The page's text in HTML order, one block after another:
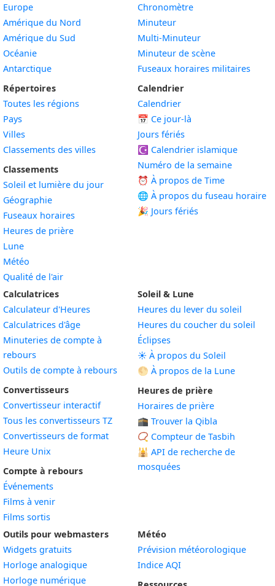
Europe
Amérique du Nord
Amérique du Sud
Océanie
Antarctique
Répertoires
Toutes les régions
Pays
Villes
Classements des villes
Classements
Soleil et lumière du jour
Géographie
Fuseaux horaires
Heures de prière
Lune
Météo
Qualité de l'air
Chronomètre
Minuteur
Multi-Minuteur
Minuteur de scène
Fuseaux horaires militaires
Calendrier
Calendrier
📅 Ce jour-là
Jours fériés
☪️ Calendrier islamique
Numéro de la semaine
⏰ À propos de Time
🌐 À propos du fuseau horaire
🎉 Jours fériés
Calculatrices
Calculateur d'Heures
Calculatrices d'âge
Minuteries de compte à
rebours
Outils de compte à rebours
Convertisseurs
Convertisseur interactif
Tous les convertisseurs TZ
Convertisseurs de format
Heure Unix
Compte à rebours
Événements
Films à venir
Films sortis
Soleil & Lune
Heures du lever du soleil
Heures du coucher du soleil
Éclipses
☀️ À propos du Soleil
🌕 À propos de la Lune
Heures de prière
Horaires de prière
🕋 Trouver la Qibla
📿 Compteur de Tasbih
🕌 API de recherche de
mosquées
Outils pour webmasters
Widgets gratuits
Horloge analogiqueWidget
Horloge numériqueWidget
Météo
Prévision météorologique
Indice AQI